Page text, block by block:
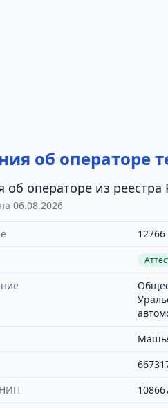
об операторе
об операторе из реестра
06.08.2026
12766